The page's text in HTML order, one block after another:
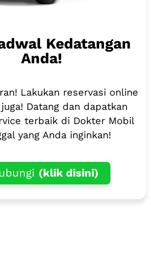
Kedatangan
Anda!
Lakukan reservasi online
Datang dan dapatkan
terbaik di Dokter Mobil
yang Anda inginkan!
(klik disini)